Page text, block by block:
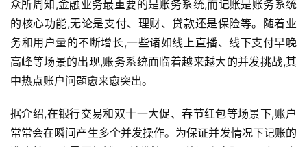
众所周知,金融业务最重要的是账务系统,而记账是账务系统
的核心功能,无论是支付、理财、贷款还是保险等。随着业
务和用户量的不断增长,一些诸如线上直播、线下支付早晚
高峰等场景的出现,账务系统面临着越来越大的并发挑战,其
中热点账户问题愈来愈突出。
据介绍,在银行交易和双十一大促、春节红包等场景下,账户
常常会在瞬间产生多个并发操作。为保证并发情况下记账的